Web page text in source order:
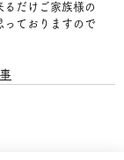
だけご家族様の
っておりますので